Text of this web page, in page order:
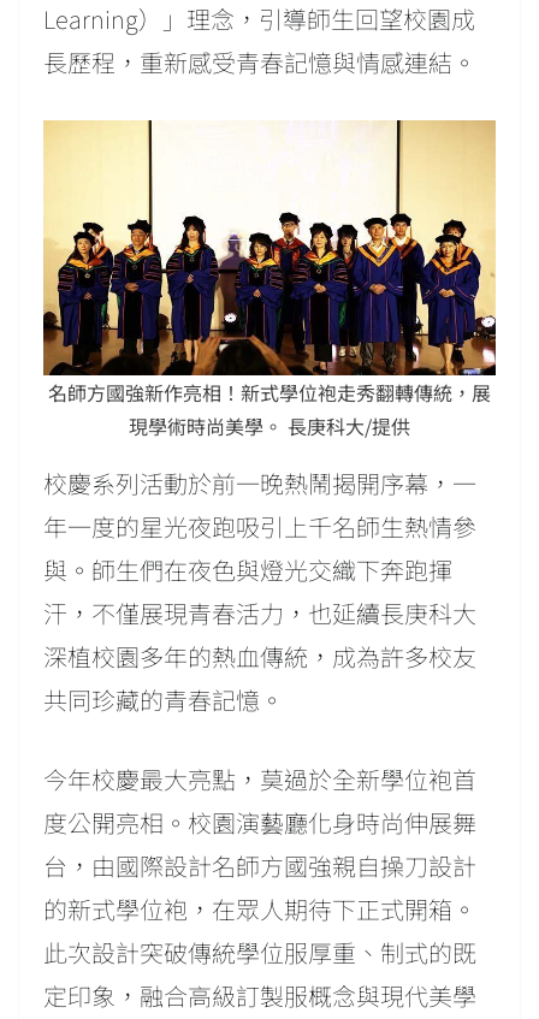
Learning）」理念，引導師生回望校園成
長歷程，重新感受青春記憶與情感連結。
名師方國強新作亮相！新式學位袍走秀翻轉傳統，展
現學術時尚美學。 長庚科大/提供
校慶系列活動於前一晚熱鬧揭開序幕，一
年一度的星光夜跑吸引上千名師生熱情參
與。師生們在夜色與燈光交織下奔跑揮
汗，不僅展現青春活力，也延續長庚科大
深植校園多年的熱血傳統，成為許多校友
共同珍藏的青春記憶。
今年校慶最大亮點，莫過於全新學位袍首
度公開亮相。校園演藝廳化身時尚伸展舞
台，由國際設計名師方國強親自操刀設計
的新式學位袍，在眾人期待下正式開箱。
此次設計突破傳統學位服厚重、制式的既
定印象，融合高級訂製服概念與現代美學